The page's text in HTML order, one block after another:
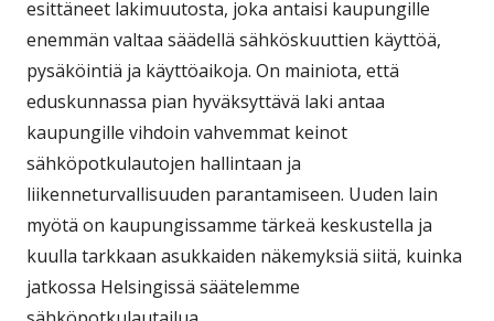
esittäneet lakimuutosta, joka antaisi kaupungille
enemmän valtaa säädellä sähköskuuttien käyttöä,
pysäköintiä ja käyttöaikoja. On mainiota, että
eduskunnassa pian hyväksyttävä laki antaa
kaupungille vihdoin vahvemmat keinot
sähköpotkulautojen hallintaan ja
liikenneturvallisuuden parantamiseen. Uuden lain
myötä on kaupungissamme tärkeä keskustella ja
kuulla tarkkaan asukkaiden näkemyksiä siitä, kuinka
jatkossa Helsingissä säätelemme